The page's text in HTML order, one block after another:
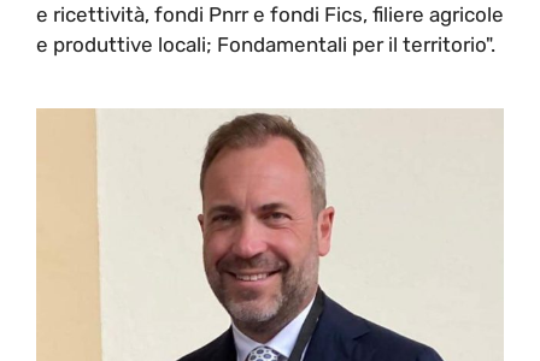
e ricettività, fondi Pnrr e fondi Fics, filiere agricole
e produttive locali; Fondamentali per il territorio".